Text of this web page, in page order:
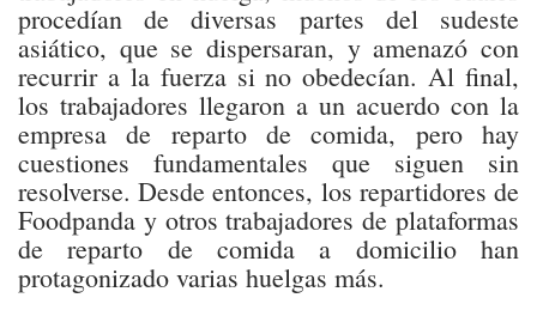
procedían de diversas partes del sudeste
asiático, que se dispersaran, y amenazó con
recurrir a la fuerza si no obedecían. Al final,
los trabajadores llegaron a un acuerdo con la
empresa de reparto de comida, pero hay
cuestiones fundamentales que siguen sin
resolverse. Desde entonces, los repartidores de
Foodpanda y otros trabajadores de plataformas
de reparto de comida a domicilio han
protagonizado varias huelgas más.